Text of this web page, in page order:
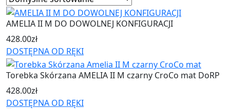
AMELIA II M DO DOWOLNEJ KONFIGURACJI
428.00zł
DOSTĘPNA OD RĘKI
Torebka Skórzana AMELIA II M czarny CroCo mat DoRP
428.00zł
DOSTĘPNA OD RĘKI